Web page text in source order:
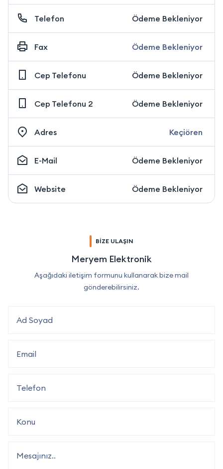
Telefon Ödeme Bekleniyor
Fax Ödeme Bekleniyor
Cep Telefonu Ödeme Bekleniyor
Cep Telefonu 2 Ödeme Bekleniyor
Adres Keçiören
E-Mail Ödeme Bekleniyor
Website Ödeme Bekleniyor
BİZE ULAŞIN
Meryem Elektronik
Aşağıdaki iletişim formunu kullanarak bize mail
gönderebilirsiniz.